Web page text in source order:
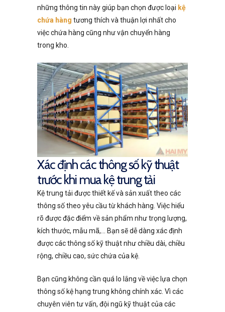
những thông tin này giúp bạn chọn được loại kệ
chứa hàng tương thích và thuận lợi nhất cho
việc chứa hàng cũng như vận chuyển hàng
trong kho.
Xác định các thông số kỹ thuật
trước khi mua kệ trung tải
Kệ trung tải được thiết kế và sản xuất theo các
thông số theo yêu cầu từ khách hàng. Việc hiểu
rõ được đặc điểm về sản phẩm như trọng lượng,
kích thước, mẫu mã,… Bạn sẽ dễ dàng xác định
được các thông số kỹ thuật như chiều dài, chiều
rộng, chiều cao, sức chứa của kệ.
Bạn cũng không cần quá lo lắng về việc lựa chọn
thông số kệ hạng trung không chính xác. Vì các
chuyên viên tư vấn, đội ngũ kỹ thuật của các